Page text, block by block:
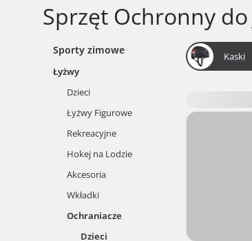
Sprzęt Ochronny do
Sporty zimowe
Łyżwy
Dzieci
Łyżwy Figurowe
Rekreacyjne
Hokej na Lodzie
Akcesoria
Wkładki
Ochraniacze
Dzieci
Kaski